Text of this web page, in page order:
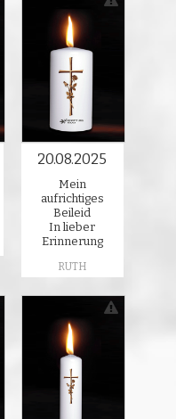
20.08.2025
Mein
aufrichtiges
Beileid
In lieber
Erinnerung
RUTH